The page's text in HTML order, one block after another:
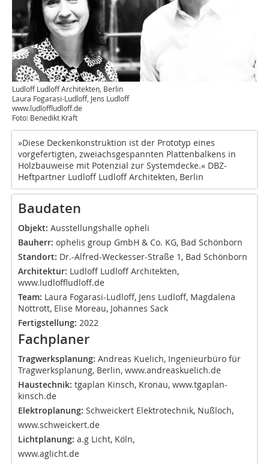
Ludloff Ludloff Architekten, Berlin
Laura Fogarasi-Ludloff, Jens Ludloff
www.ludloffludloff.de
Foto: Benedikt Kraft
»Diese Deckenkonstruktion ist der Prototyp ­eines
vorgefertigten, zweiachsgespannten Plattenbalkens in
Holzbauweise mit Potenzial zur Systemdecke.« DBZ-
Heftpartner Ludloff Ludloff Architekten, Berlin
Baudaten
Objekt: Ausstellungshalle opheli
Bauherr: ophelis group GmbH & Co. KG, Bad Schönborn
Standort: Dr.-Alfred-Weckesser-Straße 1, Bad Schönborn
Architektur: Ludloff Ludloff Architekten,
www.ludloffludloff.de
Team: Laura Fogarasi-Ludloff, Jens Ludloff, Magdalena
Nottrott, Elise Moreau, Johannes Sack
Fertigstellung: 2022
Fachplaner
Tragwerksplanung: Andreas Kuelich, Ingenieurbüro für
Tragwerksplanung, Berlin, www.andreaskuelich.de
Haustechnik: tgaplan Kinsch, Kronau, www.tgaplan-
kinsch.de
Elektroplanung: Schweickert Elektrotechnik, Nußloch,
www.schweickert.de
Lichtplanung: a.g Licht, Köln,
www.aglicht.de